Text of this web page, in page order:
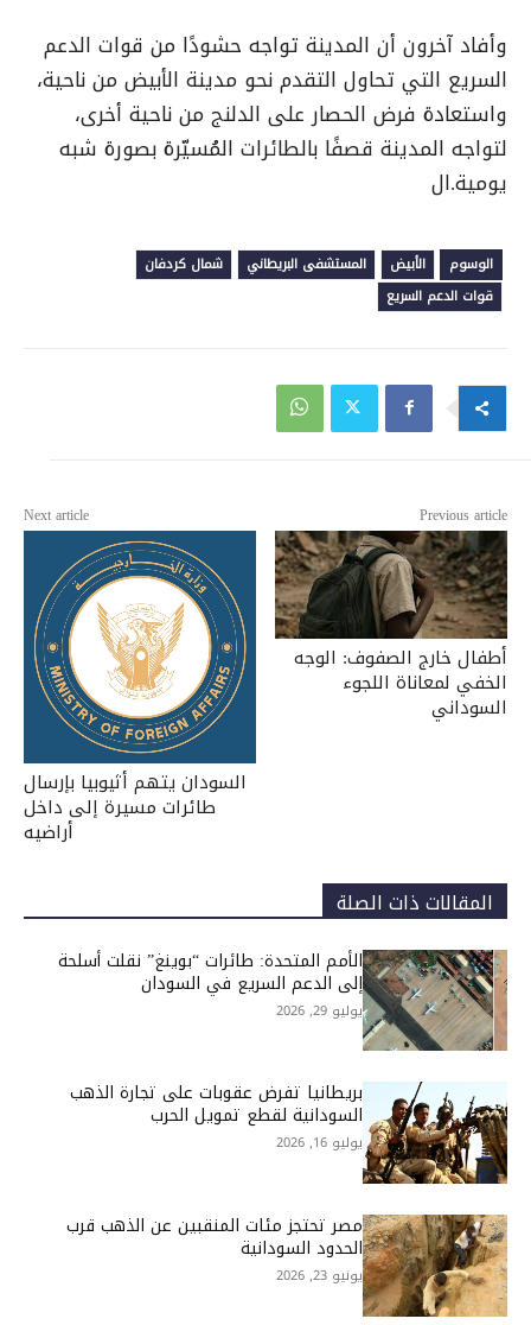
وأفاد آخرون أن المدينة تواجه حشودًا من قوات الدعم
السريع التي تحاول التقدم نحو مدينة الأبيض من ناحية،
واستعادة فرض الحصار على الدلنج من ناحية أخرى،
لتواجه المدينة قصفًا بالطائرات المُسيّرة بصورة شبه
يومية.ال
الوسوم الأبيض المستشفى البريطاني
شمال كردفان
قوات الدعم السريع
Previous article
أطفال خارج الصفوف: الوجه
الخفي لمعاناة اللجوء
السوداني
Next article
السودان يتهم أثيوبيا بإرسال
طائرات مسيرة إلى داخل
أراضيه
المقالات ذات الصلة
الأمم المتحدة: طائرات “بوينغ” نقلت أسلحة
إلى الدعم السريع في السودان
يوليو 29, 2026
بريطانيا تفرض عقوبات على تجارة الذهب
السودانية لقطع تمويل الحرب
يوليو 16, 2026
مصر تحتجز مئات المنقبين عن الذهب قرب
الحدود السودانية
يونيو 23, 2026